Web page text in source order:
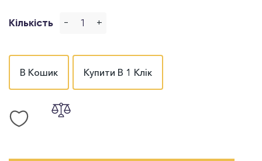
Кількість - +
В Кошик Купити В 1 Клік